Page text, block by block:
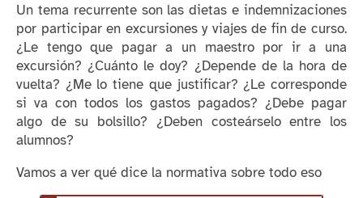
Un tema recurrente son las dietas e indemnizaciones
por participar en excursiones y viajes de fin de curso.
¿Le tengo que pagar a un maestro por ir a una
excursión? ¿Cuánto le doy? ¿Depende de la hora de
vuelta? ¿Me lo tiene que justificar? ¿Le corresponde
si va con todos los gastos pagados? ¿Debe pagar
algo de su bolsillo? ¿Deben costeárselo entre los
alumnos?
Vamos a ver qué dice la normativa sobre todo eso